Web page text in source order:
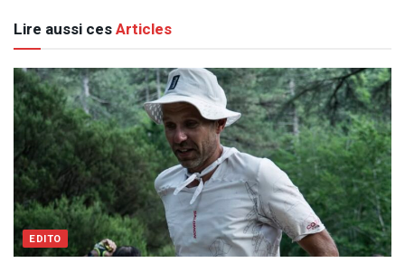
Lire aussi cesArticles
EDITO